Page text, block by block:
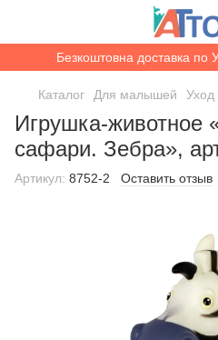
Безкоштовна доставка по
Каталог Для малышей Уход
Игрушка-животное
сафари. Зебра»,
Артикул: 8752-2 Оставить отзыв